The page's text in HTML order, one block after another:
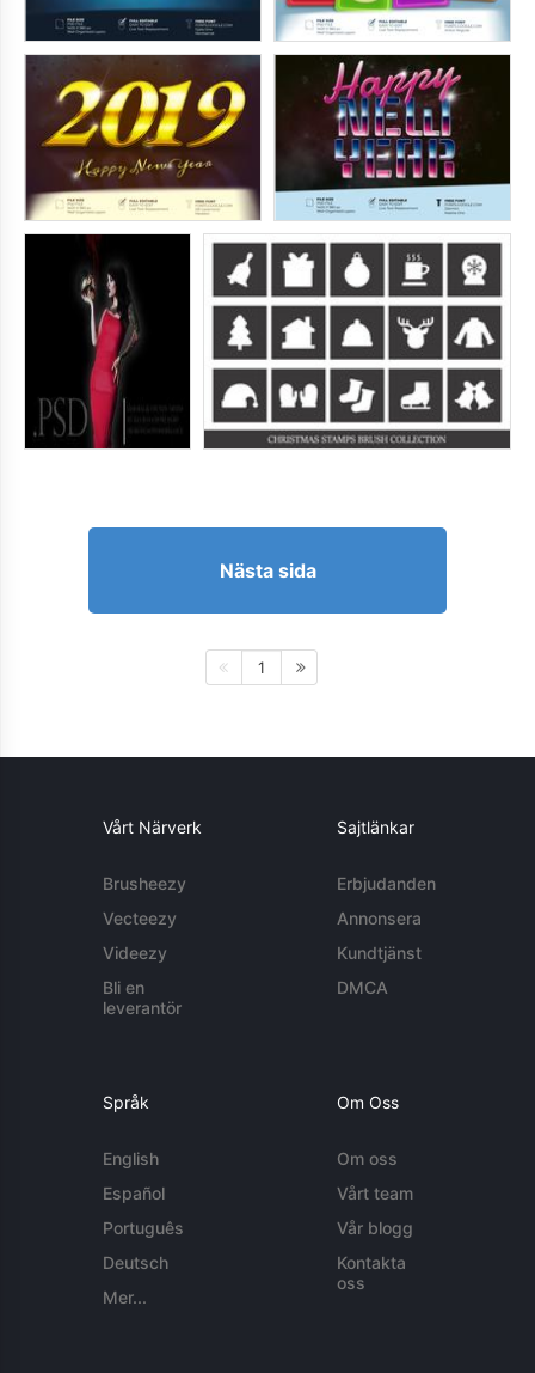
Nästa sida
1
Vårt Närverk
Brusheezy
Vecteezy
Videezy
Bli en
leverantör
Sajtlänkar
Erbjudanden
Annonsera
Kundtjänst
DMCA
Språk
English
Español
Português
Deutsch
Mer...
Om Oss
Om oss
Vårt team
Vår blogg
Kontakta
oss